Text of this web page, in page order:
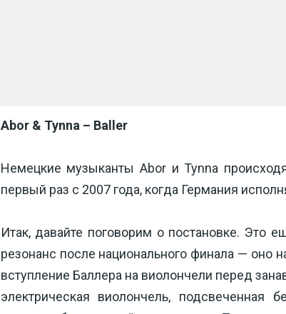
Abor & Tynna – Baller
Немецкие музыканты Abor и Tynna
первый раз с 2007 года, когда Германия
Итак, давайте поговорим о постановке. Это
резонанс после национального финала — оно
вступление Баллера на виолончели перед
электрическая виолончель, подсвеченная